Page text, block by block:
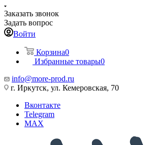
Заказать звонок
Задать вопрос
Войти
Корзина0
Избранные товары0
info@more-prod.ru
г. Иркутск, ул. Кемеровская, 70
Вконтакте
Telegram
MAX